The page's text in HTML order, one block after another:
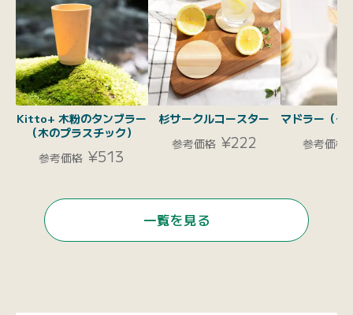
Kitto+ 木粉のタンブラー
（木のプラスチック）
参考価格 ¥513
杉サークルコースター
参考価格 ¥222
マドラー（チ
参考価格
一覧を見る